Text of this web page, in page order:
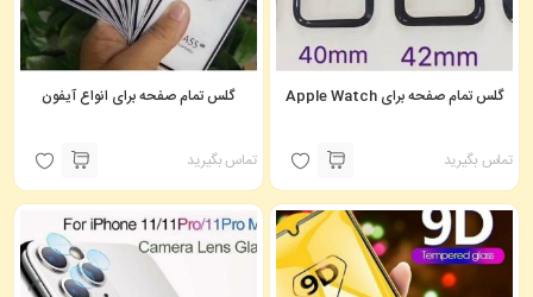
گلس تمام صفحه برای Apple Watch
تماس بگیرید
گلس تمام صفحه برای انواع آیفون
تماس بگیرید